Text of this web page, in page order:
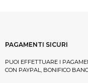
PAGAMENTI SICURI
PUOI EFFETTUARE I
CON PAYPAL, BONIFICO